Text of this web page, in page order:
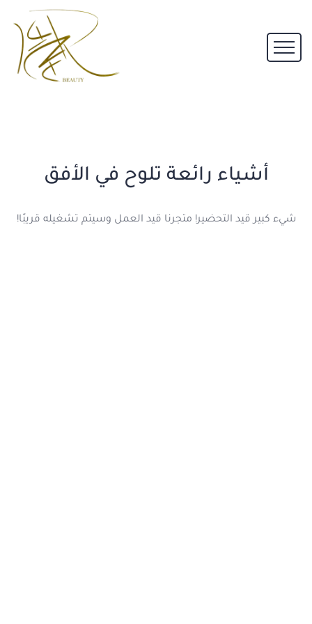
أشياء رائعة تلوح في الأفق
شيء كبير قيد التحضير! متجرنا قيد العمل وسيتم تشغيله قريبًا!